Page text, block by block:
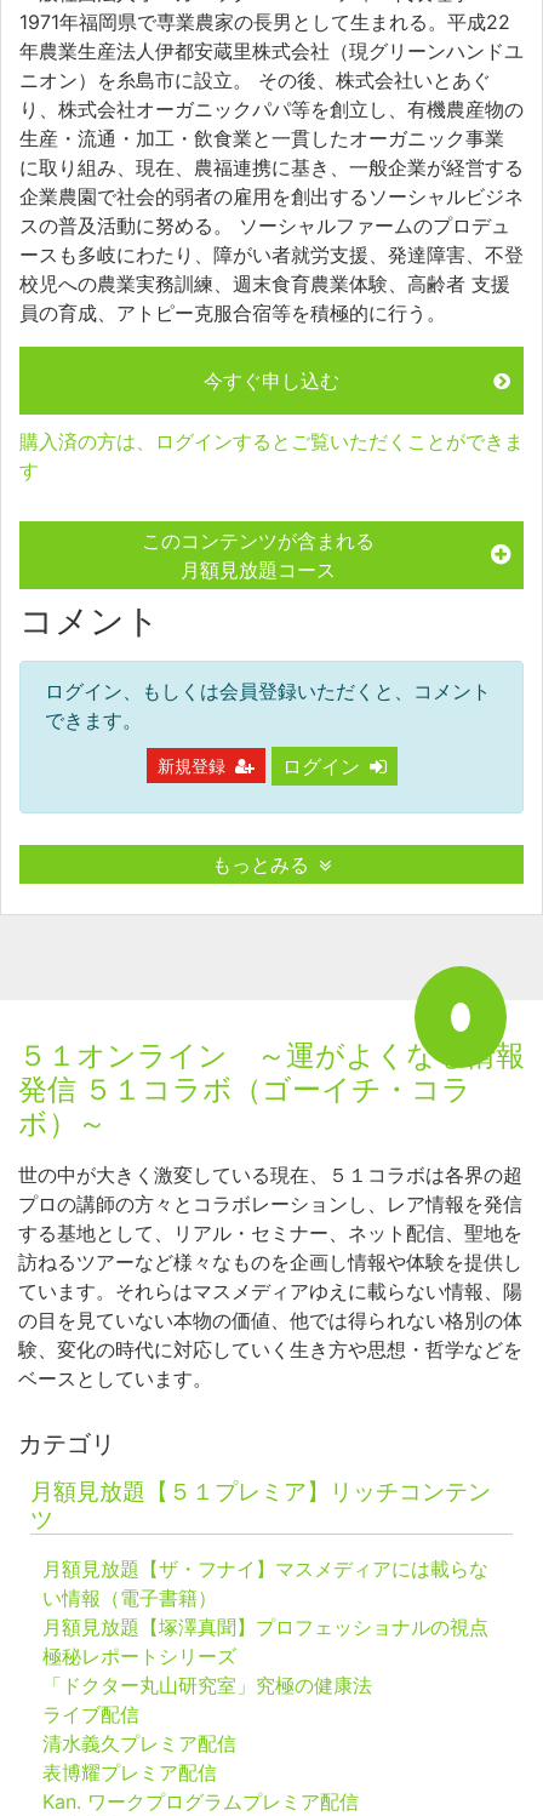
1971年福岡県で専業農家の長男として生まれる。平成22
年農業生産法人伊都安蔵里株式会社（現グリーンハンドユ
ニオン）を糸島市に設立。 その後、株式会社いとあぐ
り、株式会社オーガニックパパ等を創立し、有機農産物の
生産・流通・加工・飲食業と一貫したオーガニック事業
に取り組み、現在、農福連携に基き、一般企業が経営する
企業農園で社会的弱者の雇用を創出するソーシャルビジネ
スの普及活動に努める。 ソーシャルファームのプロデュ
ースも多岐にわたり、障がい者就労支援、発達障害、不登
校児への農業実務訓練、週末食育農業体験、高齢者 支援
員の育成、アトピー克服合宿等を積極的に行う。
今すぐ申し込む
購入済の方は、ログインするとご覧いただくことができま
す
このコンテンツが含まれる
月額見放題コース
コメント
ログイン、もしくは会員登録いただくと、コメント
できます。
新規登録 ログイン
もっとみる
５１オンライン ～運がよくなる情報
発信 ５１コラボ（ゴーイチ・コラ
ボ）～
世の中が大きく激変している現在、５１コラボは各界の超
プロの講師の方々とコラボレーションし、レア情報を発信
する基地として、リアル・セミナー、ネット配信、聖地を
訪ねるツアーなど様々なものを企画し情報や体験を提供し
ています。それらはマスメディアゆえに載らない情報、陽
の目を見ていない本物の価値、他では得られない格別の体
験、変化の時代に対応していく生き方や思想・哲学などを
ベースとしています。
カテゴリ
月額見放題【５１プレミア】リッチコンテン
ツ
月額見放題【ザ・フナイ】マスメディアには載らな
い情報（電子書籍）
月額見放題【塚澤真聞】プロフェッショナルの視点
極秘レポートシリーズ
「ドクター丸山研究室」究極の健康法
ライブ配信
清水義久プレミア配信
表博耀プレミア配信
Kan. ワークプログラムプレミア配信